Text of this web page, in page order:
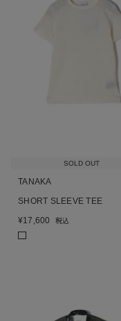
SOLD OUT
TANAKA
SHORT SLEEVE TEE
¥17,600 税込